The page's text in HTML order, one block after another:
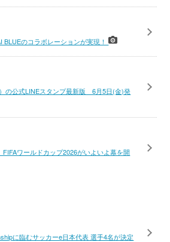
BLUEのコラボレーションが実現！
の公式LINEスタンプ最新版 6月5日(金)発
FIFAワールドカップ2026がいよいよ幕を開
に臨むサッカーe日本代表 選手4名が決定